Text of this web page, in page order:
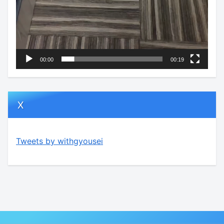
00:00 00:19
X
Tweets by withgyousei